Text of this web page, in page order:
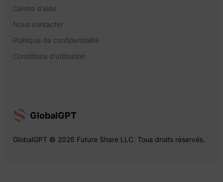
Centre d'aide
Nous contacter
Politique de confidentialité
Conditions d'utilisation
GlobalGPT
GlobalGPT © 2026 Future Share LLC. Tous droits réservés.